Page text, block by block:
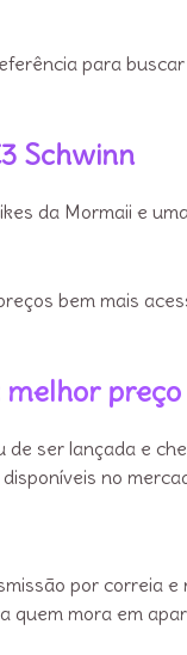
para
Schwinn
da Mormaii e
bem mais
melhor preço
de ser lançada e
no
por correia e
quem mora em